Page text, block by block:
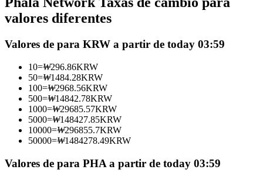
Torne-se um Trader de Cópias
Desfrute da partilha de lucros e comissões de copy trading
valores diferentes
Valores de para KRW a partir de today 03:59
10=₩296.86KRW
50=₩1484.28KRW
100=₩2968.56KRW
500=₩14842.78KRW
1000=₩29685.57KRW
5000=₩148427.85KRW
10000=₩296855.7KRW
50000=₩1484278.49KRW
Valores de para PHA a partir de today 03:59